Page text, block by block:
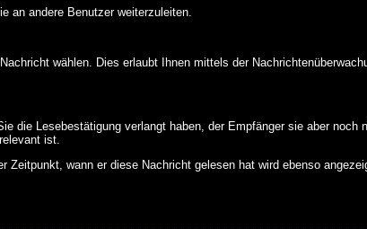
an andere Benutzer weiterzuleiten.
wählen. Dies erlaubt Ihnen mittels der
die Lesebestätigung verlangt haben, der Empfänger sie aber noch
ist.
wann er diese Nachricht gelesen hat wird ebenso